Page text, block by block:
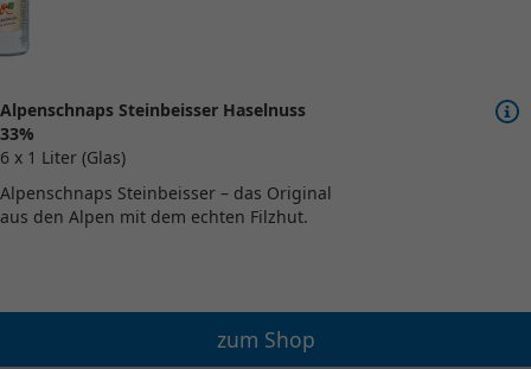
Alpenschnaps Steinbeisser Haselnuss
33%
6 x 1 Liter (Glas)
Alpenschnaps Steinbeisser – das Original
aus den Alpen mit dem echten Filzhut.
zum Shop